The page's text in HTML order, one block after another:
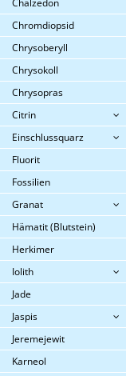
Chalzedon
Chromdiopsid
Chrysoberyll
Chrysokoll
Chrysopras
Citrin
Einschlussquarz
Fluorit
Fossilien
Granat
Hämatit (Blutstein)
Herkimer
Iolith
Jade
Jaspis
Jeremejewit
Karneol